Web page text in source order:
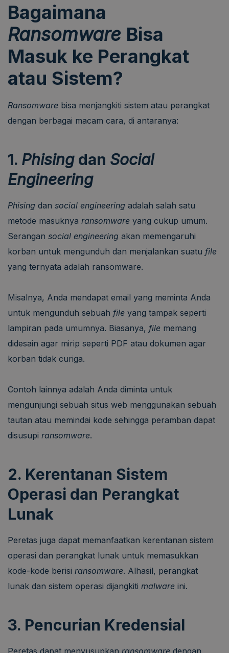
Bagaimana
Ransomware Bisa
Masuk ke Perangkat
atau Sistem?
Ransomware bisa menjangkiti sistem atau perangkat
dengan berbagai macam cara, di antaranya:
1. Phising dan Social
Engineering
Phising dan social engineering adalah salah satu
metode masuknya ransomware yang cukup umum.
Serangan social engineering akan memengaruhi
korban untuk mengunduh dan menjalankan suatu file
yang ternyata adalah ransomware.
Misalnya, Anda mendapat email yang meminta Anda
untuk mengunduh sebuah file yang tampak seperti
lampiran pada umumnya. Biasanya, file memang
didesain agar mirip seperti PDF atau dokumen agar
korban tidak curiga.
Contoh lainnya adalah Anda diminta untuk
mengunjungi sebuah situs web menggunakan sebuah
tautan atau memindai kode sehingga peramban dapat
disusupi ransomware.
2. Kerentanan Sistem
Operasi dan Perangkat
Lunak
Peretas juga dapat memanfaatkan kerentanan sistem
operasi dan perangkat lunak untuk memasukkan
kode-kode berisi ransomware. Alhasil, perangkat
lunak dan sistem operasi dijangkiti malware ini.
3. Pencurian Kredensial
Peretas dapat menyusupkan ransomware dengan